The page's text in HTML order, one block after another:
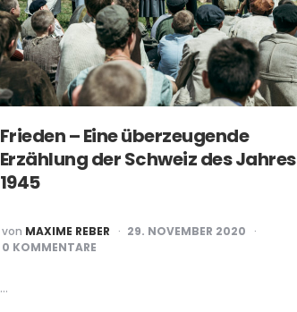
Frieden – Eine überzeugende
Erzählung der Schweiz des Jahres
1945
POSTED
BY
von MAXIME REBER
29. NOVEMBER 2020
0 KOMMENTARE
…